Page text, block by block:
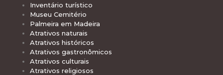
Inventário turístico
Museu Cemitério
Palmeira em Madeira
Atrativos naturais
Atrativos históricos
Atrativos gastronômicos
Atrativos culturais
Atrativos religiosos